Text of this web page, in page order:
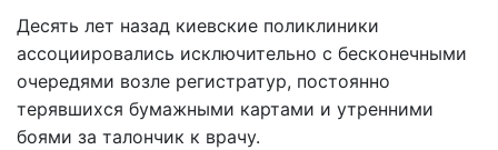
Десять лет назад киевские поликлиники
ассоциировались исключительно с бесконечными
очередями возле регистратур, постоянно
терявшихся бумажными картами и утренними
боями за талончик к врачу.